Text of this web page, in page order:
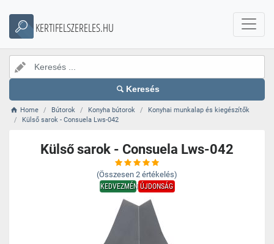
KERTIFELSZERELES.HU
Keresés
Home Bútorok Konyha bútorok
Konyhai munkalap és kiegészítők
Külső sarok - Consuela Lws-042
Külső sarok - Consuela Lws-042
(Összesen 2 értékelés)
KEDVEZMÉNYÚJDONSÁG